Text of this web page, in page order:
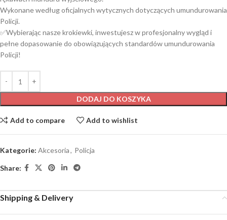
Wykonane według oficjalnych wytycznych dotyczących umundurowania
Policji.
✅Wybierając nasze krokiewki, inwestujesz w profesjonalny wygląd i
pełne dopasowanie do obowiązujących standardów umundurowania
Policji!
DODAJ DO KOSZYKA
Add to compare Add to wishlist
Kategorie: Akcesoria, Policja
Share:
Shipping & Delivery